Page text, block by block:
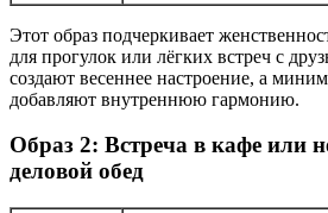
Этот образ подчеркивает
для прогулок или лёгких встреч с
создают весеннее настроение, а
добавляют внутреннюю гармонию.
Образ 2: Встреча в кафе или
деловой обед